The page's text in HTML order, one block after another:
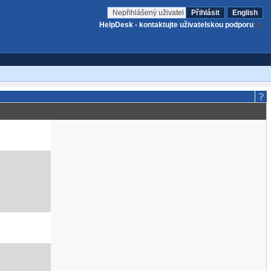
Nepřihlášený uživatel Přihlásit
English
HelpDesk - kontaktujte uživatelskou podporu